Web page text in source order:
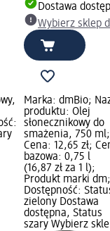
Dostawa
Wybierz sklep
Marka: dmBio;
produktu: Olej
słonecznikowy do
smażenia, 750 ml;
Cena: 12,65 zł;
bazowa: 0,75 l
(16,87 zł za 1 l);
Produkt marki dm;
Dostępność:
zielony Dostawa
dostępna, Status
szary Wybierz